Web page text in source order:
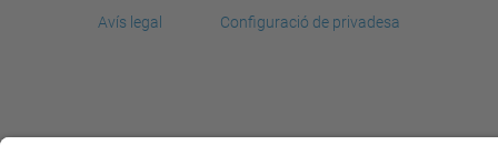
Avís legal
Configuració de privadesa